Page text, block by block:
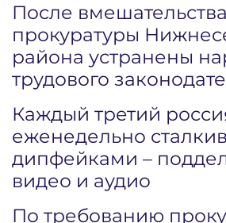
После вмешательства
прокуратуры
района устранены
трудового
Каждый третий
еженедельно
дипфейками –
видео и аудио
По требованию